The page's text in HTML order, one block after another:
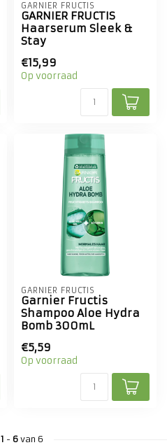
GARNIER FRUCTIS
GARNIER FRUCTIS
Haarserum Sleek &
Stay
€15,99
Op voorraad
GARNIER FRUCTIS
Garnier Fructis
Shampoo Aloe Hydra
Bomb 300mL
€5,59
Op voorraad
1 - 6van 6